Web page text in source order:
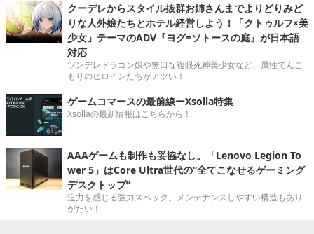
クーデレからスタイル抜群お姉さんまでよりどりみど
りな人外娘たちとホテル経営しよう！「クトゥルフ×美
少女」テーマのADV『ヨグ=ソトースの庭』が日本語
対応
ツンデレドラゴン娘や無口な複眼死神美少女など、属性てんこ
もりのヒロインたちがアツい！
ゲームコマースの最前線ーXsolla特集
Xsollaの最新情報はこちらから！
AAAゲームも制作も妥協なし。「Lenovo Legion To
wer 5」はCore Ultra世代の“全てこなせるゲーミング
デスクトップ”
迫力を感じる強力スペック。メンテナンスしやすい構造もあり
がたい！